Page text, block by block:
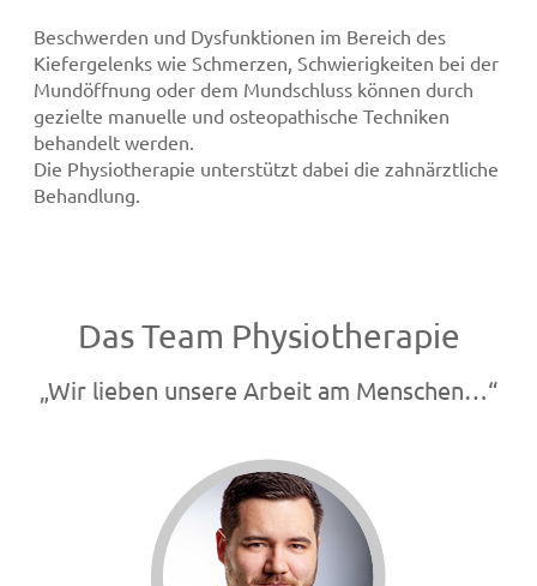
Beschwerden und Dysfunktionen im Bereich des
Kiefergelenks wie Schmerzen, Schwierigkeiten bei der
Mundöffnung oder dem Mundschluss können durch
gezielte manuelle und osteopathische Techniken
behandelt werden.
Die Physiotherapie unterstützt dabei die zahnärztliche
Behandlung.
Das Team Physiotherapie
„Wir lieben unsere Arbeit am Menschen…“